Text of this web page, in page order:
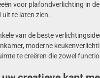
voor plafondverlichting in
te laten zien.
van de beste
moderne
te creëren die zowel